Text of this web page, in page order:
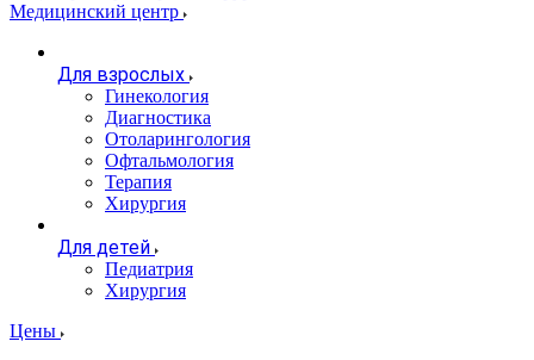
Медицинский центр
Для взрослых
Гинекология
Диагностика
Отоларингология
Офтальмология
Терапия
Хирургия
Для детей
Педиатрия
Хирургия
Цены